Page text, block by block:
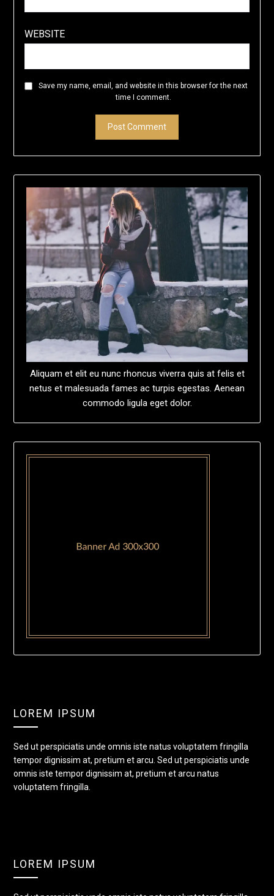
WEBSITE
Save my name, email, and website in this browser for the next
time I comment.
Aliquam et elit eu nunc rhoncus viverra quis at felis et
netus et malesuada fames ac turpis egestas. Aenean
commodo ligula eget dolor.
LOREM IPSUM
Sed ut perspiciatis unde omnis iste natus voluptatem fringilla
tempor dignissim at, pretium et arcu. Sed ut perspiciatis unde
omnis iste tempor dignissim at, pretium et arcu natus
voluptatem fringilla.
LOREM IPSUM